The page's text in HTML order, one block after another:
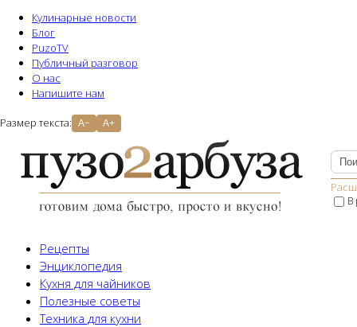
Кулинарные новости
Блог
PuzoTV
Публичный разговор
О нас
Напишите нам
Размер текста: A− A+
В
Рецепты
Энциклопедия
Кухня для чайников
Полезные советы
Техника для кухни